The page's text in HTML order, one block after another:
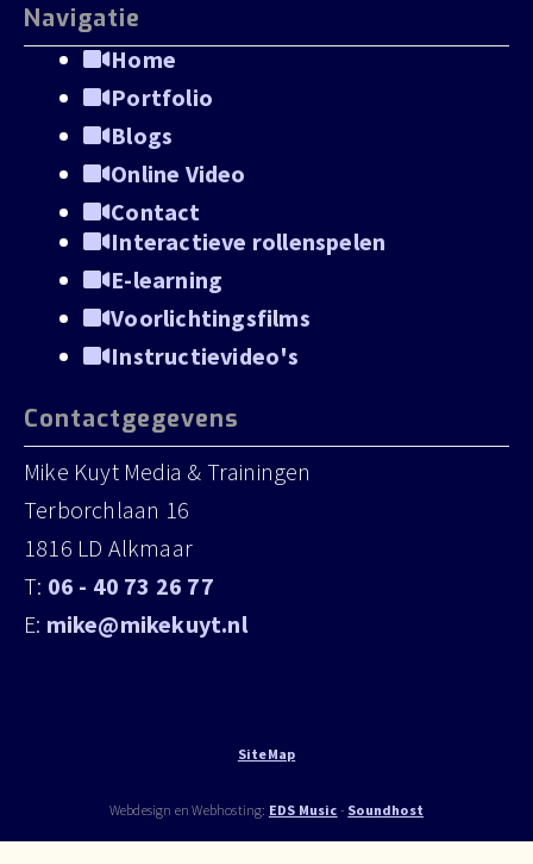
Navigatie
Home
Portfolio
Blogs
Online Video
Contact
Interactieve rollenspelen
E-learning
Voorlichtingsfilms
Instructievideo's
Contactgegevens
Mike Kuyt Media & Trainingen
Terborchlaan 16
1816 LD Alkmaar
T: 06 - 40 73 26 77
E: mike@mikekuyt.nl
SiteMap
Webdesign en Webhosting: EDS Music - Soundhost